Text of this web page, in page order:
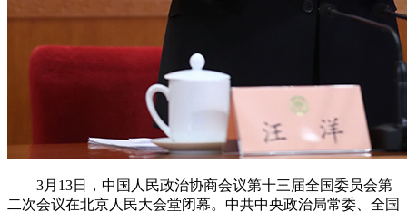
3月13日，中国人民政治协商会议第十三届全国委员会第
二次会议在北京人民大会堂闭幕。中共中央政治局常委、全国